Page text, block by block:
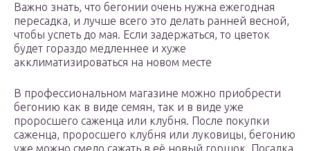
Важно знать, что бегонии очень нужна ежегодная
пересадка, и лучше всего это делать ранней весной,
чтобы успеть до мая. Если задержаться, то цветок
будет гораздо медленнее и хуже
акклиматизироваться на новом месте
В профессиональном магазине можно приобрести
бегонию как в виде семян, так и в виде уже
проросшего саженца или клубня. После покупки
саженца, проросшего клубня или луковицы, бегонию
уже можно смело сажать в её новый горшок. Посадка